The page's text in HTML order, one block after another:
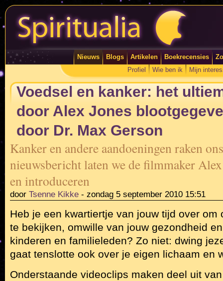
Nieuws Blogs Artikelen Boekrecensies
Profiel
Wie ben ik Mijn
Voedsel en kanker: het
door Alex Jones
door Dr. Max Gerson
Kanker en andere aandoeningen raken
nieuwsbericht laten we de filmmaker
en introduceren
door Tsenne Kikke - zondag 5 september 2010 15:51
Heb je een kwartiertje van jouw tijd over om
te bekijken, omwille van jouw gezondheid
kinderen en familieleden? Zo niet: dwing
gaat tenslotte ook over je eigen lichaam en
Onderstaande videoclips maken deel uit